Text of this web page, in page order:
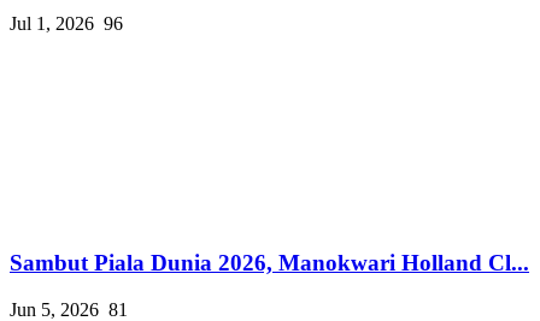
Jul 1, 2026 96
Sambut Piala Dunia 2026, Manokwari Holland Cl...
Jun 5, 2026 81